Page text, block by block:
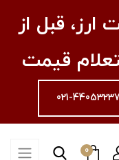
قبل از
قیمت
021-44053237
0